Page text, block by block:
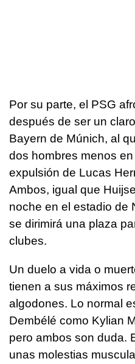
Por su parte, el PSG
después de ser un
Bayern de Múnich, al
dos hombres menos
expulsión de Lucas
Ambos, igual que
noche en el estadio de
se dirimirá una plaza
clubes.
Un duelo a vida o
tienen a sus máximos
algodones. Lo normal
Dembélé como Kylian
pero ambos son duda.
unas molestias